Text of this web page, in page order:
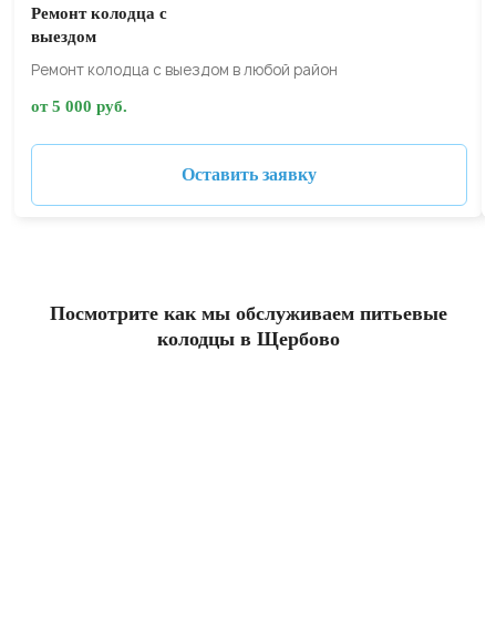
Ремонт колодца с
выездом
Ремонт колодца с выездом в любой район
от 5 000 руб.
Оставить заявку
Посмотрите как мы обслуживаем питьевые
колодцы в Щербово